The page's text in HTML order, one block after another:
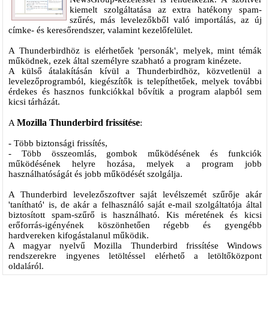
kiemelt szolgáltatása az extra hatékony spam-
szűrés, más levelezőkből való importálás, az új
címke- és keresőrendszer, valamint kezelőfelület.
A Thunderbirdhöz is elérhetőek 'personák', melyek, mint témák
működnek, ezek által személyre szabható a program kinézete.
A külső átalakításán kívül a Thunderbirdhöz, közvetlenül a
levelezőprogramból, kiegészítők is telepíthetőek, melyek további
érdekes és hasznos funkciókkal bővítik a program alapból sem
kicsi tárházát.
AMozilla Thunderbird frissítése:
- Több biztonsági frissítés,
- Több összeomlás, gombok működésének és funkciók
működésének helyre hozása, melyek a program jobb
használhatóságát és jobb működését szolgálja.
A Thunderbird levelezőszoftver saját levélszemét szűrője akár
'tanítható' is, de akár a felhasználó saját e-mail szolgáltatója által
biztosított spam-szűrő is használható. Kis méretének és kicsi
erőforrás-igényének köszönhetően régebb és gyengébb
hardvereken kifogástalanul működik.
A magyar nyelvű Mozilla Thunderbird frissítése Windows
rendszerekre ingyenes letöltéssel elérhető a letöltőközpont
oldaláról.